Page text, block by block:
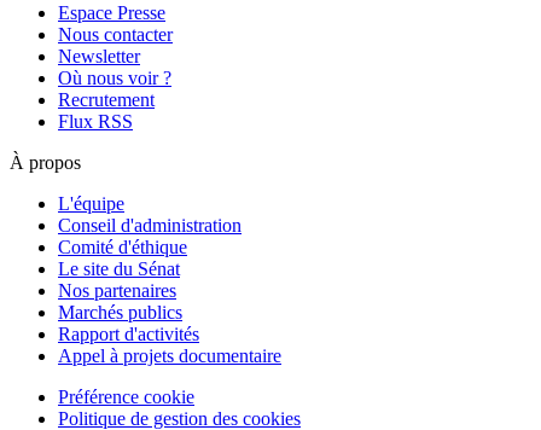
Espace Presse
Nous contacter
Newsletter
Où nous voir ?
Recrutement
Flux RSS
À propos
L'équipe
Conseil d'administration
Comité d'éthique
Le site du Sénat
Nos partenaires
Marchés publics
Rapport d'activités
Appel à projets documentaire
Préférence cookie
Politique de gestion des cookies